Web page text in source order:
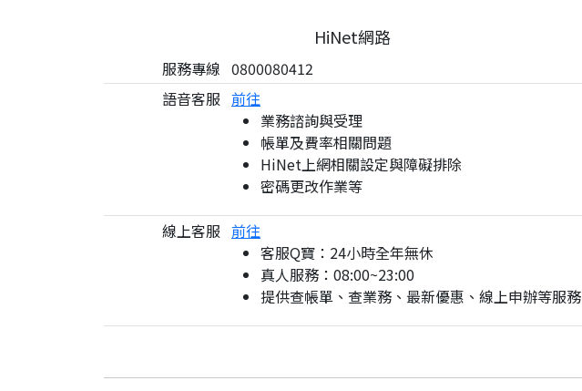
HiNet網路
服務專線 0800080412
語音客服 前往
業務諮詢與受理
帳單及費率相關問題
HiNet上網相關設定與障礙排除
密碼更改作業等
線上客服 前往
客服Q寶：24小時全年無休
真人服務：08:00~23:00
提供查帳單、查業務、最新優惠、線上申辦等服務